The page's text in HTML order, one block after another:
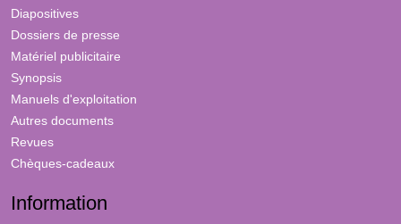
Diapositives
Dossiers de presse
Matériel publicitaire
Synopsis
Manuels d'exploitation
Autres documents
Revues
Chèques-cadeaux
Information